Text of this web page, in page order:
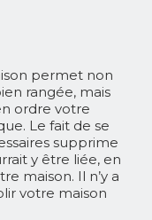
permet non
rangée, mais
ordre votre
Le fait de se
supprime
y être liée, en
maison. Il n’y a
votre maison